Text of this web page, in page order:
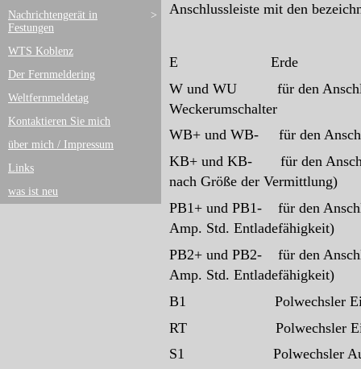
>
Nachrichtengerät in
Festungen
WTS Koblenz
Der Fernmeldering
Weltfernmeldetag
Kontaktieren Sie mich
über mich / Impressum
Links
was ist neu
Anschlussleiste mit den
E Erde
W und WU für den
Weckerumschalter
WB+ und WB- für den
KB+ und KB- für den
nach Größe der Vermittlung)
PB1+ und PB1- für den
Amp. Std. Entladefähigkeit)
PB2+ und PB2- für den
Amp. Std. Entladefähigkeit)
B1 Polwechsler
RT Polwechsler
S1 Polwechsler